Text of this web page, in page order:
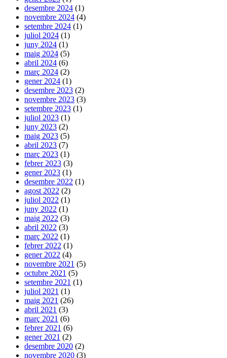
desembre 2024 (1)
novembre 2024 (4)
setembre 2024 (1)
juliol 2024 (1)
juny 2024 (1)
maig 2024 (5)
abril 2024 (6)
març 2024 (2)
gener 2024 (1)
desembre 2023 (2)
novembre 2023 (3)
setembre 2023 (1)
juliol 2023 (1)
juny 2023 (2)
maig 2023 (5)
abril 2023 (7)
març 2023 (1)
febrer 2023 (3)
gener 2023 (1)
desembre 2022 (1)
agost 2022 (2)
juliol 2022 (1)
juny 2022 (1)
maig 2022 (3)
abril 2022 (3)
març 2022 (1)
febrer 2022 (1)
gener 2022 (4)
novembre 2021 (5)
octubre 2021 (5)
setembre 2021 (1)
juliol 2021 (1)
maig 2021 (26)
abril 2021 (3)
març 2021 (6)
febrer 2021 (6)
gener 2021 (2)
desembre 2020 (2)
novembre 2020 (3)